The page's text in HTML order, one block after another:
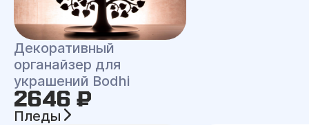
Декоративный
органайзер для
украшений Bodhi
2646 ₽
Пледы